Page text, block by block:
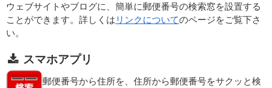
ウェブサイトやブログに、簡単に郵便番号の検索窓を設置する
ことができます。詳しくは リンクについてのページをご覧下さ
い。
スマホアプリ
郵便番号から住所を、住所から郵便番号をサクッと検